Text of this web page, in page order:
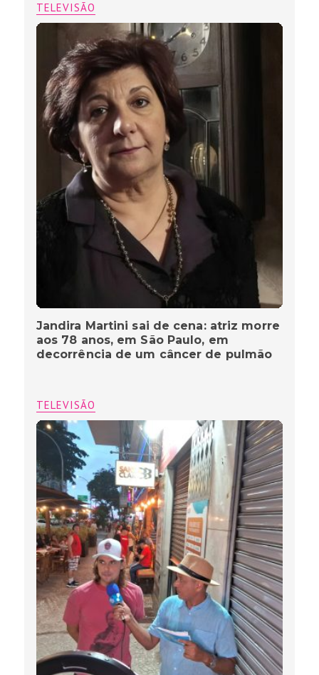
TELEVISÃO
Jandira Martini sai de cena: atriz morre
aos 78 anos, em São Paulo, em
decorrência de um câncer de pulmão
TELEVISÃO